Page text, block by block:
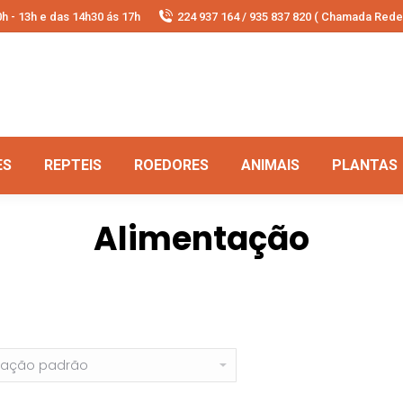
- 13h e das 14h30 ás 17h 224 937 164 / 935 837 820 ( Chamada
REPTEIS ROEDORES ANIMAIS PLANTAS
Alimentação